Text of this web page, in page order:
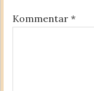
Kommentar *